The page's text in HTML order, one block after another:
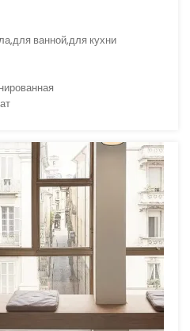
ванной,для кухни